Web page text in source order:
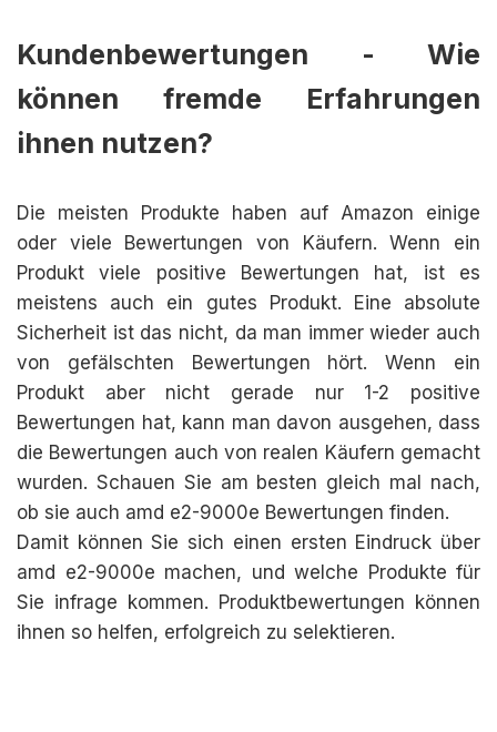
Kundenbewertungen - Wie
können fremde Erfahrungen
ihnen nutzen?
Die meisten Produkte haben auf Amazon einige
oder viele Bewertungen von Käufern. Wenn ein
Produkt viele positive Bewertungen hat, ist es
meistens auch ein gutes Produkt. Eine absolute
Sicherheit ist das nicht, da man immer wieder auch
von gefälschten Bewertungen hört. Wenn ein
Produkt aber nicht gerade nur 1-2 positive
Bewertungen hat, kann man davon ausgehen, dass
die Bewertungen auch von realen Käufern gemacht
wurden. Schauen Sie am besten gleich mal nach,
ob sie auch amd e2-9000e Bewertungen finden.
Damit können Sie sich einen ersten Eindruck über
amd e2-9000e machen, und welche Produkte für
Sie infrage kommen. Produktbewertungen können
ihnen so helfen, erfolgreich zu selektieren.